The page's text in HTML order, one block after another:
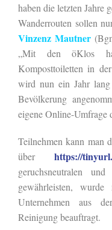
haben die letzten Jahre
Wanderrouten sollen
Vinzenz Mautner
„Mit den öKlos
Komposttoiletten in
wird nun ein Jahr
Bevölkerung
eigene Online-Umfrage
Teilnehmen kann man
über https://
geruchsneutralen
gewährleisten,
Unternehmen aus
Reinigung beauftragt.